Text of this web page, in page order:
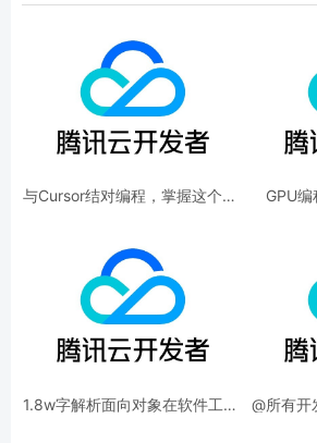
与Cursor结对编程，掌握这个方
GPU
1.8w字解析面向对象在软件工程
@所有开